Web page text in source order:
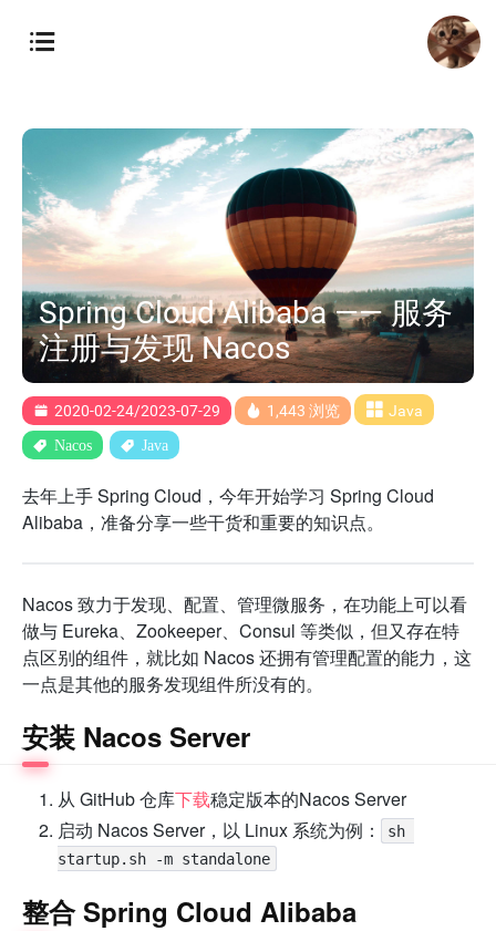
Spring Cloud Alibaba —— 服务
注册与发现 Nacos
2020-02-24/2023-07-29 1,443 浏览 Java
Nacos Java
去年上手 Spring Cloud，今年开始学习 Spring Cloud
Alibaba，准备分享一些干货和重要的知识点。
Nacos 致力于发现、配置、管理微服务，在功能上可以看
做与 Eureka、Zookeeper、Consul 等类似，但又存在特
点区别的组件，就比如 Nacos 还拥有管理配置的能力，这
一点是其他的服务发现组件所没有的。
安装 Nacos Server
从 GitHub 仓库下载稳定版本的Nacos Server
启动 Nacos Server，以 Linux 系统为例：
sh
startup.sh -m standalone
整合 Spring Cloud Alibaba